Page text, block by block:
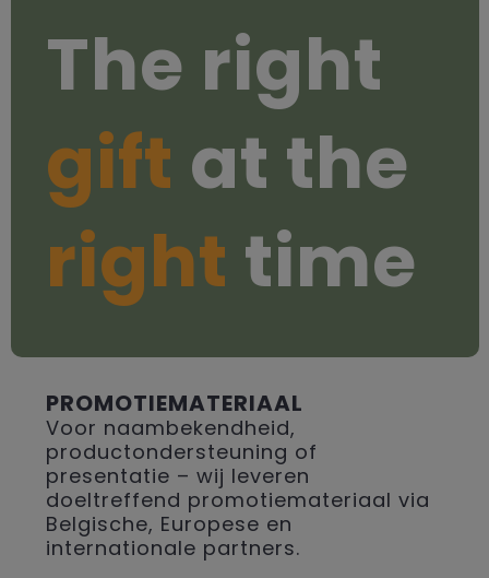
The right
gift at the
right time
PROMOTIEMATERIAAL
Voor naambekendheid,
productondersteuning of
presentatie – wij leveren
doeltreffend promotiemateriaal via
Belgische, Europese en
internationale partners.